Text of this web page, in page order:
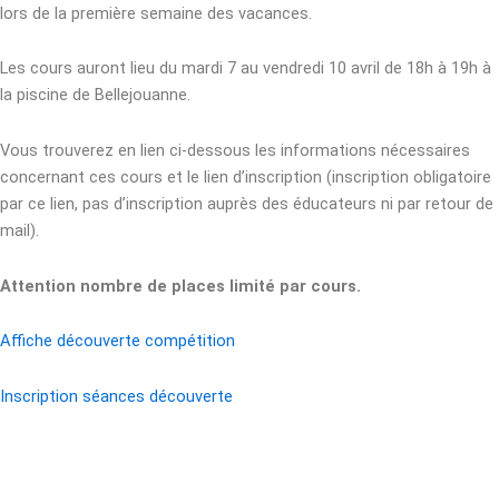
lors de la première semaine des vacances.
Les cours auront lieu du mardi 7 au vendredi 10 avril de 18h à 19h à
la piscine de Bellejouanne.
Vous trouverez en lien ci-dessous les informations nécessaires
concernant ces cours et le lien d’inscription (inscription obligatoire
par ce lien, pas d’inscription auprès des éducateurs ni par retour de
mail).
Attention nombre de places limité par cours.
Affiche découverte compétition
Inscription séances découverte